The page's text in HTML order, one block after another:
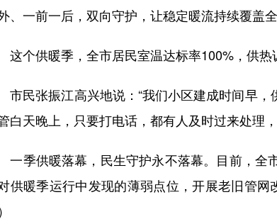
、一前一后，双向守护，让稳定暖流持续覆盖
个供暖季，全市居民室温达标率100%，供热
民张振江高兴地说：“我们小区建成时间早，
白天晚上，只要打电话，都有人及时过来处理
季供暖落幕，民生守护永不落幕。目前，全
供暖季运行中发现的薄弱点位，开展老旧管